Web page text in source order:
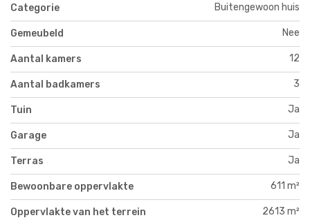
Categorie Buitengewoon huis
Gemeubeld Nee
Aantal kamers 12
Aantal badkamers 3
Tuin Ja
Garage Ja
Terras Ja
Bewoonbare oppervlakte 611 m²
Oppervlakte van het terrein 2613 m²